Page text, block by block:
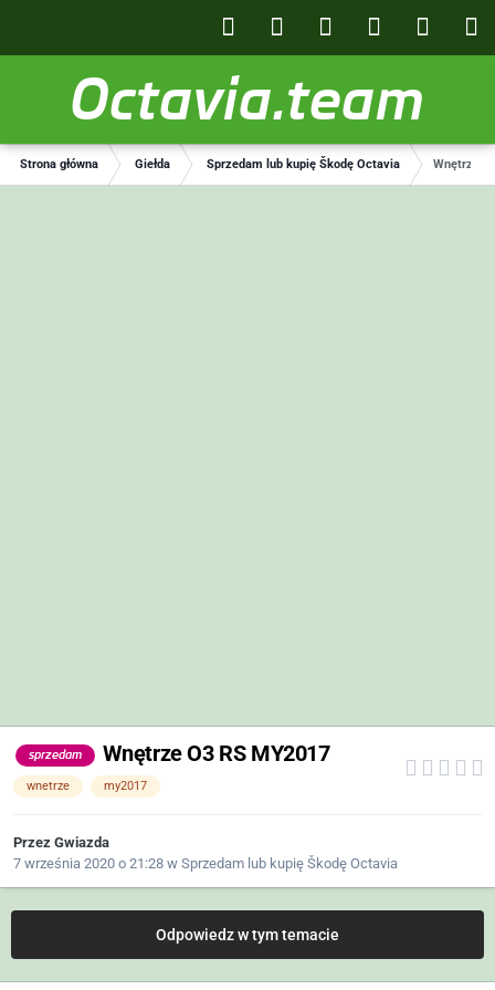
Octavia.team
Strona główna Giełda Sprzedam lub kupię Škodę Octavia Wnętrze
sprzedam Wnętrze O3 RS MY2017
wnetrze my2017
Przez Gwiazda
7 września 2020 o 21:28 w Sprzedam lub kupię Škodę Octavia
Odpowiedz w tym temacie